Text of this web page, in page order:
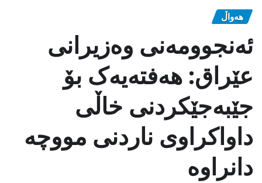
هەواڵ
ئەنجوومەنی وەزیرانی
عێراق: هەفتەیەک بۆ
جێبەجێکردنی خاڵی
داواکراوی ناردنی مووچە
دانراوە